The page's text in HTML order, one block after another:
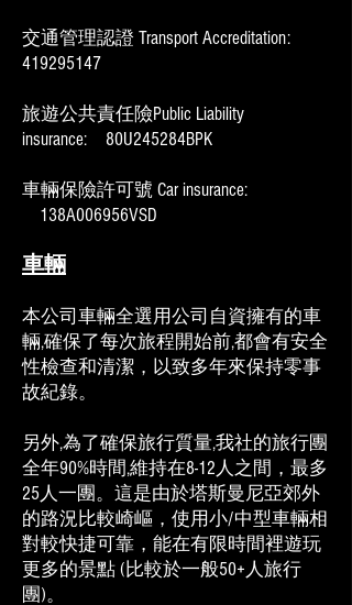
交通管理認證 Transport Accreditation:
419295147
旅遊公共責任險Public Liability
insurance: 80U245284BPK
車輛保險許可號 Car insurance:
138A006956VSD
車輛
本公司車輛全選用公司自資擁有的車
輛,確保了每次旅程開始前,都會有安全
性檢查和清潔，以致多年來保持零事
故紀錄。
另外,為了確保旅行質量,我社的旅行團
全年90%時間,維持在8-12人之間，最多
25人一團。這是由於塔斯曼尼亞郊外
的路況比較崎嶇，使用小/中型車輛相
對較快捷可靠，能在有限時間裡遊玩
更多的景點 (比較於一般50+人旅行
團)。